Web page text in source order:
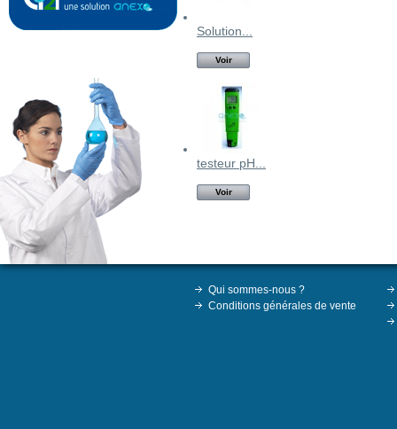
Solution...
Voir
testeur pH...
Voir
Qui sommes-nous ?
Conditions générales de vente